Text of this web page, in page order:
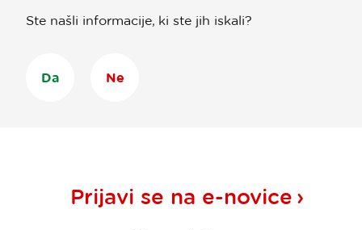
Ste našli informacije, ki ste jih iskali?
Da Ne
Prijavi se na e-novice